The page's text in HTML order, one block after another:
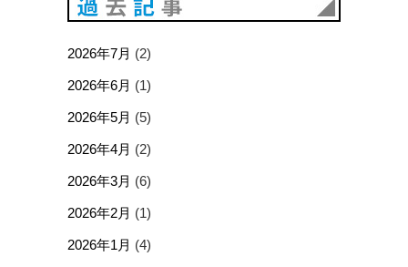
2026年7月 (2)
2026年6月 (1)
2026年5月 (5)
2026年4月 (2)
2026年3月 (6)
2026年2月 (1)
2026年1月 (4)